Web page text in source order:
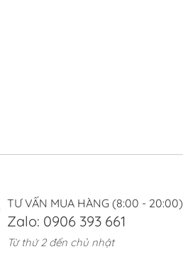
TƯ VẤN MUA HÀNG (8:00 - 20:00)
Zalo: 0906 393 661
Từ thứ 2 đến chủ nhật